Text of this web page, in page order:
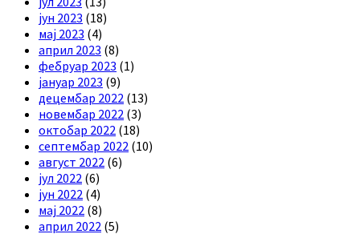
јун 2023 (18)
мај 2023 (4)
април 2023 (8)
фебруар 2023 (1)
јануар 2023 (9)
децембар 2022 (13)
новембар 2022 (3)
октобар 2022 (18)
септембар 2022 (10)
август 2022 (6)
јул 2022 (6)
јун 2022 (4)
мај 2022 (8)
април 2022 (5)